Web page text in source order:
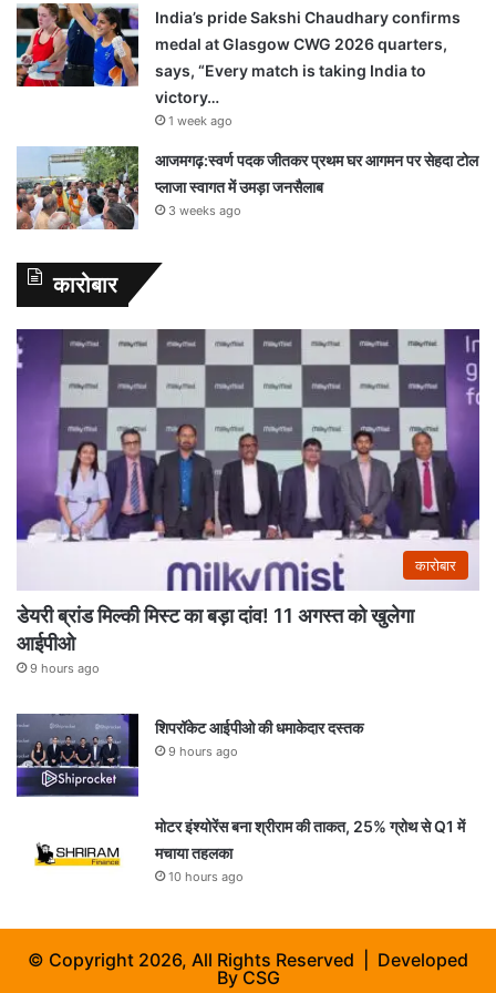
India’s pride Sakshi Chaudhary confirms
medal at Glasgow CWG 2026 quarters,
says, “Every match is taking India to
victory…
1 week ago
आजमगढ़:स्वर्ण पदक जीतकर प्रथम घर आगमन पर सेहदा टोल
प्लाजा स्वागत में उमड़ा जनसैलाब
3 weeks ago
कारोबार
कारोबार
डेयरी ब्रांड मिल्की मिस्ट का बड़ा दांव! 11 अगस्त को खुलेगा
आईपीओ
9 hours ago
शिपरॉकेट आईपीओ की धमाकेदार दस्तक
9 hours ago
मोटर इंश्योरेंस बना श्रीराम की ताकत, 25% ग्रोथ से Q1 में
मचाया तहलका
10 hours ago
© Copyright 2026, All Rights Reserved | Developed
ByCSG